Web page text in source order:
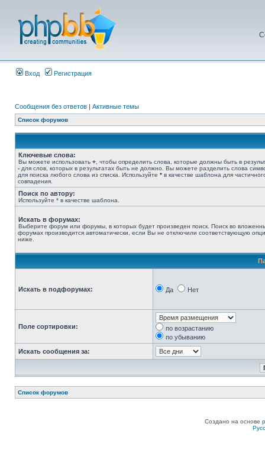
Вход Регистрация
Сообщения без ответов | Активные темы
Список форумов
Ключевые слова:
Вы можете использовать + , чтобы определить слова, которые должны быть в
- для слов, которых в результатах быть не должно. Вы можете разделить слова
для поиска любого слова из списка. Используйте * в качестве шаблона для
совпадения.
Поиск по автору:
Используйте * в качестве шаблона.
Искать в форумах:
Выберите форум или форумы, в которых будет произведен поиск. Поиск во
форумах производится автоматически, если Вы не отключили соответствующую
ниже.
Искать в подфорумах: Да Нет
Поле сортировки:
по возрастанию
по убыванию
Искать сообщения за:
Список форумов
Создано на основе